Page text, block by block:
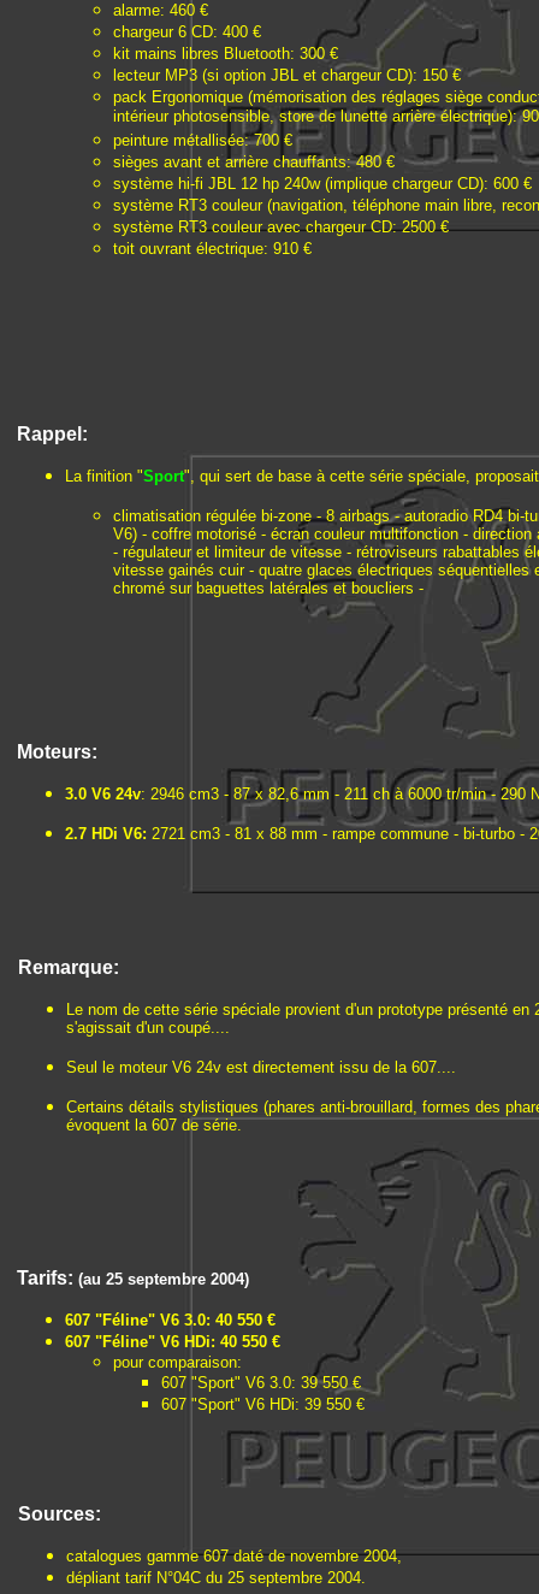
alarme: 460 €
chargeur 6 CD: 400 €
kit mains libres Bluetooth: 300 €
lecteur MP3 (si option JBL et chargeur CD): 150 €
pack Ergonomique (mémorisation des réglages siège
intérieur photosensible, store de lunette arrière électrique):
peinture métallisée: 700 €
sièges avant et arrière chauffants: 480 €
système hi-fi JBL 12 hp 240w (implique chargeur CD): 600 €
système RT3 couleur (navigation, téléphone main libre,
système RT3 couleur avec chargeur CD: 2500 €
toit ouvrant électrique: 910 €
Rappel:
La finition "Sport", qui sert de base à cette série spéciale,
climatisation régulée bi-zone - 8 airbags - autoradio RD4
V6) - coffre motorisé - écran couleur multifonction -
- régulateur et limiteur de vitesse - rétroviseurs rabattables
vitesse gainés cuir - quatre glaces électriques
chromé sur baguettes latérales et boucliers -
Moteurs:
3.0 V6 24v: 2946 cm3 - 87 x 82,6 mm - 211 ch à 6000 tr/min -
2.7 HDi V6: 2721 cm3 - 81 x 88 mm - rampe commune - bi-turbo -
Remarque:
Le nom de cette série spéciale provient d'un prototype présenté
s'agissait d'un coupé....
Seul le moteur V6 24v est directement issu de la 607....
Certains détails stylistiques (phares anti-brouillard, formes des
évoquent la 607 de série.
Tarifs: (au 25 septembre 2004)
607 "Féline" V6 3.0: 40 550 €
607 "Féline" V6 HDi: 40 550 €
pour comparaison:
607 "Sport" V6 3.0: 39 550 €
607 "Sport" V6 HDi: 39 550 €
Sources:
catalogues gamme 607 daté de novembre 2004,
dépliant tarif N°04C du 25 septembre 2004.